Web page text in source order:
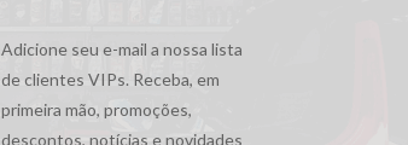
Adicione seu e-mail a nossa lista
de clientes VIPs. Receba, em
primeira mão, promoções,
descontos, notícias e novidades